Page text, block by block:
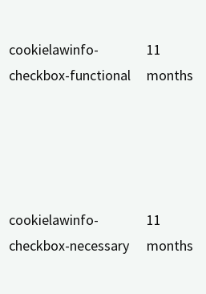
cookielawinfo-
checkbox-functional
11
months
cookielawinfo-
checkbox-necessary
11
months